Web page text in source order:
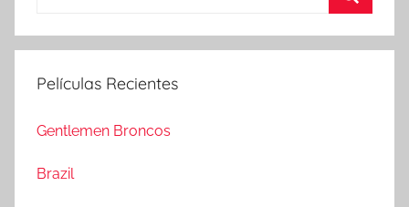
s
a
:
u
Películas Recientes
Gentlemen Broncos
Brazil